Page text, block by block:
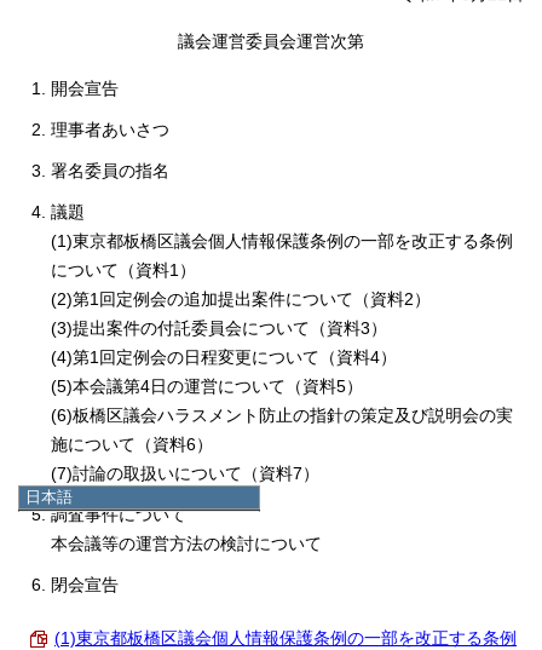
日本語
日本語
English
简体中文
議会運営委員会運営次第
開会宣告
理事者あいさつ
署名委員の指名
議題
(1)東京都板橋区議会個人情報保護条例の一部を改正する条例
について（資料1）
(2)第1回定例会の追加提出案件について（資料2）
(3)提出案件の付託委員会について（資料3）
(4)第1回定例会の日程変更について（資料4）
(5)本会議第4日の運営について（資料5）
(6)板橋区議会ハラスメント防止の指針の策定及び説明会の実
施について（資料6）
(7)討論の取扱いについて（資料7）
調査事件について
本会議等の運営方法の検討について
閉会宣告
(1)東京都板橋区議会個人情報保護条例の一部を改正する条例